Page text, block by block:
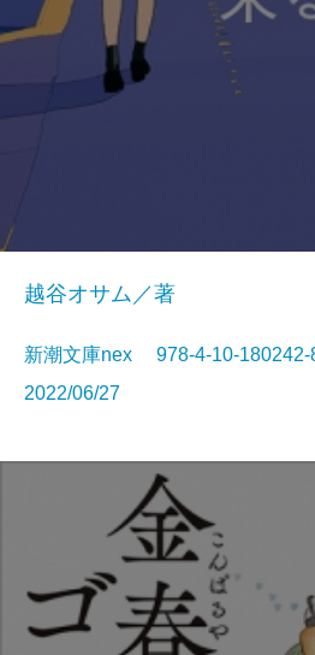
越谷オサム／著
新潮文庫nex 978-4-10-
2022/06/27